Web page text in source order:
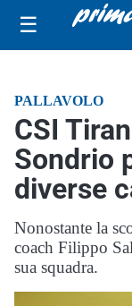
☰
PALLAVOLO
CSI
Sondrio
diverse
Nonostante la
coach Filippo
sua squadra.